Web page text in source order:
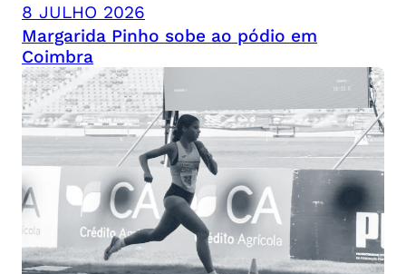
8 JULHO 2026
Margarida Pinho sobe ao pódio em
Coimbra